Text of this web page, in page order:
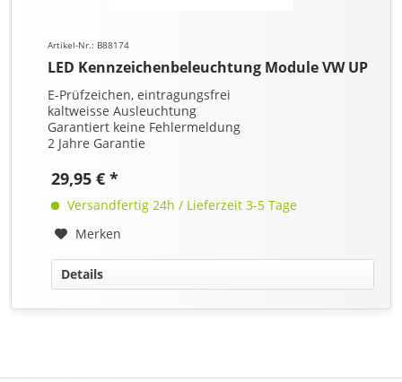
Artikel-Nr.: B88174
LED Kennzeichenbeleuchtung Module VW UP
E-Prüfzeichen, eintragungsfrei
kaltweisse Ausleuchtung
Garantiert keine Fehlermeldung
2 Jahre Garantie
29,95 € *
Versandfertig 24h / Lieferzeit 3-5 Tage
Merken
Details